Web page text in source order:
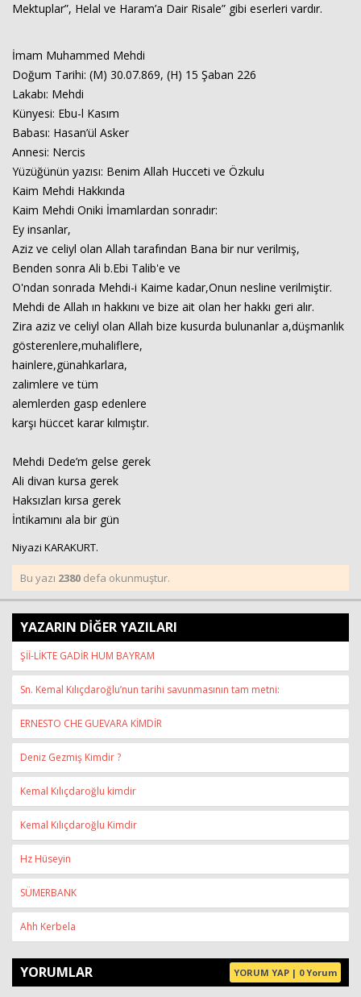
Mektuplar”, Helal ve Haram’a Dair Risale” gibi eserleri vardır.
İmam Muhammed Mehdi
Doğum Tarihi: (M) 30.07.869, (H) 15 Şaban 226
Lakabı: Mehdi
Künyesi: Ebu-l Kasım
Babası: Hasan’ül Asker
Annesi: Nercis
Yüzüğünün yazısı: Benim Allah Hucceti ve Özkulu
Kaim Mehdi Hakkında
Kaim Mehdi Oniki İmamlardan sonradır:
Ey insanlar,
Aziz ve celiyl olan Allah tarafından Bana bir nur verilmiş,
Benden sonra Ali b.Ebi Talib'e ve
O'ndan sonrada Mehdi-i Kaime kadar,Onun nesline verilmiştir.
Mehdi de Allah ın hakkını ve bize ait olan her hakkı geri alır.
Zira aziz ve celiyl olan Allah bize kusurda bulunanlar a,düşmanlık
gösterenlere,muhaliflere,
hainlere,günahkarlara,
zalimlere ve tüm
alemlerden gasp edenlere
karşı hüccet karar kılmıştır.
Mehdi Dede’m gelse gerek
Ali divan kursa gerek
Haksızları kırsa gerek
İntikamını ala bir gün
Niyazi KARAKURT.
Bu yazı 2380 defa okunmuştur.
YAZARIN DİĞER YAZILARI
Şİİ-LİKTE GADİR HUM BAYRAM
Sn. Kemal Kılıçdaroğlu’nun tarihi savunmasının tam metni:
ERNESTO CHE GUEVARA KİMDİR
Deniz Gezmiş Kimdir ?
Kemal Kılıçdaroğlu kimdir
Kemal Kılıçdaroğlu Kimdir
Hz Hüseyin
SÜMERBANK
Ahh Kerbela
YORUMLAR YORUM YAP | 0 Yorum